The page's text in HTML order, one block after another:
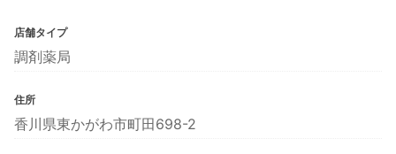
店舗タイプ
調剤薬局
住所
香川県東かがわ市町田698-2